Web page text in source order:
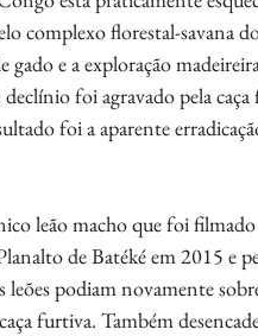
complexo florestal-savana
e a exploração
foi agravado pela
foi a aparente
leão macho que foi
de Batéké em 2015 e
podiam novamente
furtiva. Também